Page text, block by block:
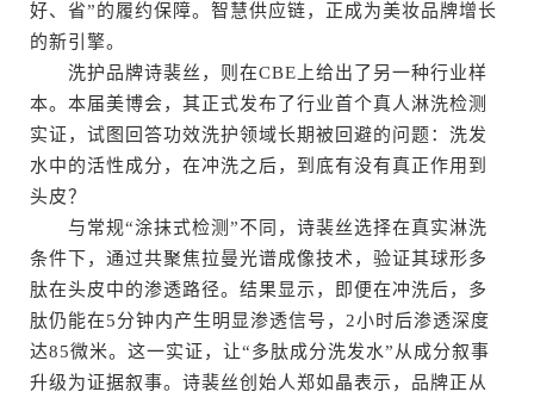
好、省”的履约保障。智慧供应链，正成为美妆品牌增长
的新引擎。
洗护品牌诗裴丝，则在CBE上给出了另一种行业样
本。本届美博会，其正式发布了行业首个真人淋洗检测
实证，试图回答功效洗护领域长期被回避的问题：洗发
水中的活性成分，在冲洗之后，到底有没有真正作用到
头皮？
与常规“涂抹式检测”不同，诗裴丝选择在真实淋洗
条件下，通过共聚焦拉曼光谱成像技术，验证其球形多
肽在头皮中的渗透路径。结果显示，即便在冲洗后，多
肽仍能在5分钟内产生明显渗透信号，2小时后渗透深度
达85微米。这一实证，让“多肽成分洗发水”从成分叙事
升级为证据叙事。诗裴丝创始人郑如晶表示，品牌正从